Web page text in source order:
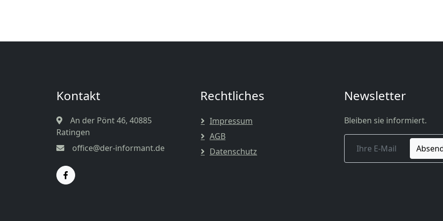
Kontakt
An der Pönt 46, 40885
Ratingen
office@der-informant.de
Rechtliches
Impressum
AGB
Datenschutz
Newsletter
Bleiben sie informiert.